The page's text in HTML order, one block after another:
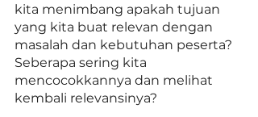
kita menimbang apakah tujuan
yang kita buat relevan dengan
masalah dan kebutuhan peserta?
Seberapa sering kita
mencocokkannya dan melihat
kembali relevansinya?